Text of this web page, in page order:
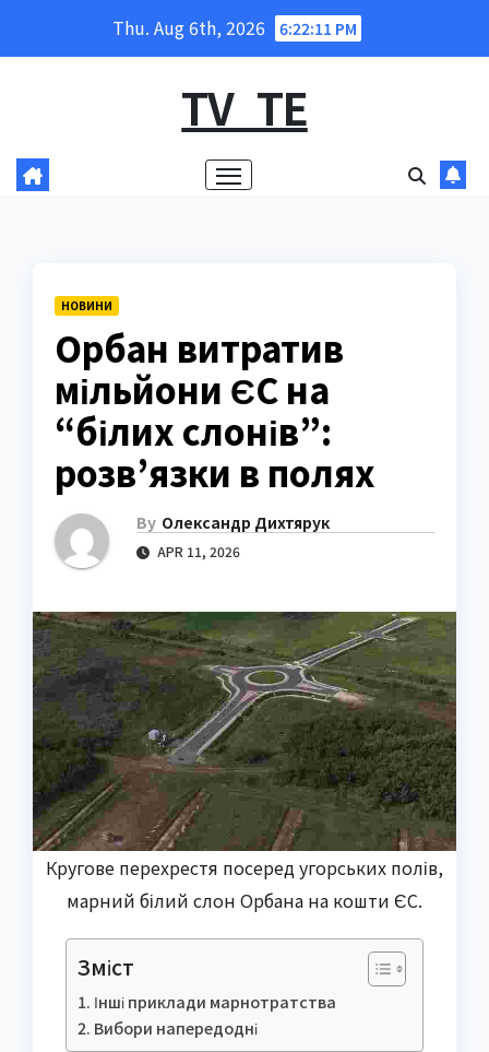
Thu. Aug 6th, 2026 6:22:13 PM
TV_TE
НОВИНИ
Орбан витратив
мільйони ЄС на
“білих слонів”:
розв’язки в полях
By Олександр Дихтярук
APR 11, 2026
Кругове перехрестя посеред угорських полів,
марний білий слон Орбана на кошти ЄС.
Зміст
Інші приклади марнотратства
Вибори напередодні